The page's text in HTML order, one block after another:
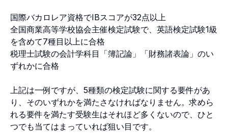
国際バカロレア資格でIBスコアが32点以上
全国商業高等学校協会主催検定試験で、英語検定試験1級
を含めて7種目以上に合格
税理士試験の会計学科目「簿記論」「財務諸表論」のい
ずれかに合格
上記は一例ですが、5種類の検定試験に関する要件があ
り、そのいずれかを満たさなければなりません。求めら
れる要件を満たす受験生はそれほど多くないので、ひと
つでも当てはまっていれば狙い目です。